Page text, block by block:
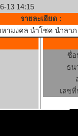
13 14:15
รายละเอียด :
ามงคล นำโชค นำล
ชื่
ธน
เลข